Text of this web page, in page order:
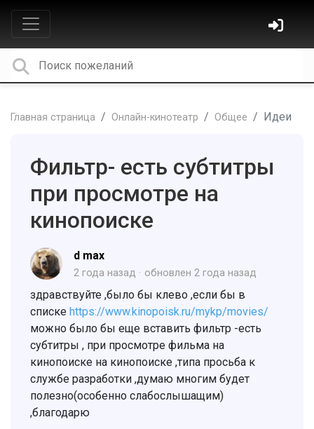
Главная страница Онлайн-кинотеатр Общее Идеи
Фильтр- есть субтитры
при просмотре на
кинопоиске
d max
2 года назад обновлен 2 года назад
здравствуйте ,было бы клево ,если бы в
списке https://www.kinopoisk.ru/mykp/movies/
можно было бы еще вставить фильтр -есть
субтитры , при просмотре фильма на
кинопоиске на кинопоиске ,типа просьба к
службе разработки ,думаю многим будет
полезно(особенно слабослышащим)
,благодарю